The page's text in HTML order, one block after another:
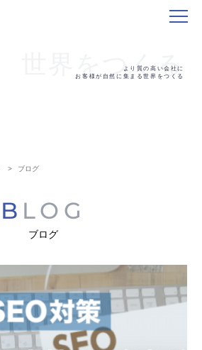
世界をつくる
より質の高い会社に
お客様が自然に集まる世界をつくる
ブログ
BLOG
ブログ